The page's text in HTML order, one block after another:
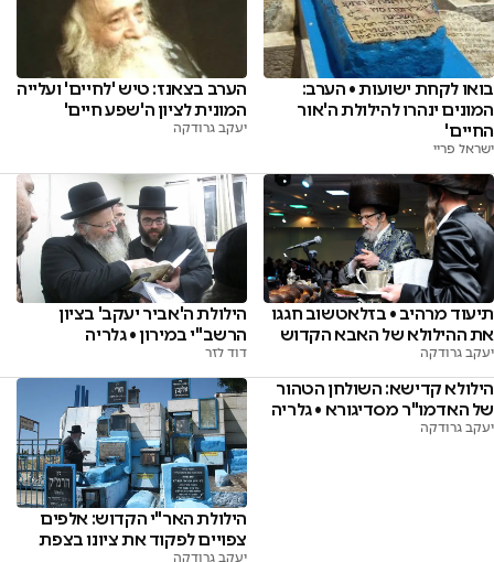
בואו לקחת ישועות • הערב:
המונים ינהרו להילולת ה'אור
החיים'
ישראל פריי
הערב בצאנז: טיש 'לחיים' ועלייה
המונית לציון ה'שפע חיים'
יעקב גרודקה
תיעוד מרהיב • בזלאטשוב חגגו
את ההילולא של האבא הקדוש
יעקב גרודקה
הילולת ה'אביר יעקב' בציון
הרשב"י במירון • גלריה
דוד לזר
הילולא קדישא: השולחן הטהור
של האדמו"ר מסדיגורא • גלריה
יעקב גרודקה
הילולת האר"י הקדוש: אלפים
צפויים לפקוד את ציונו בצפת
יעקב גרודקה